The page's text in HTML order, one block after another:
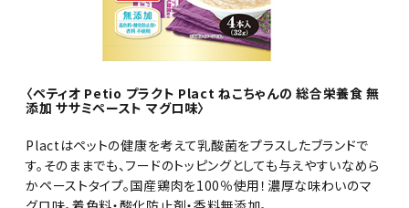
〈ペティオ Petio プラクト Plact ねこちゃんの 総合栄養食 無
添加 ササミペースト マグロ味〉
Plactはペットの健康を考えて乳酸菌をプラスしたブランドで
す。そのままでも、フードのトッピングとしても与えやすいなめら
かペーストタイプ。国産鶏肉を100％使用！濃厚な味わいのマ